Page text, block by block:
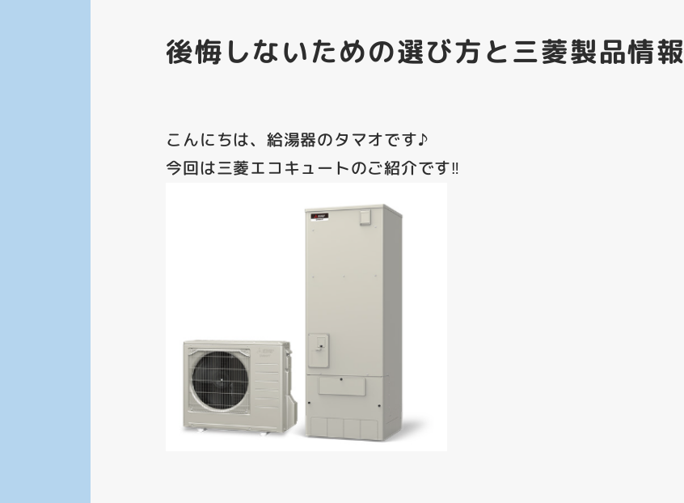
後悔しないための選び方と三菱製品情報
こんにちは、給湯器のタマオです♪
今回は三菱エコキュートのご紹介です‼